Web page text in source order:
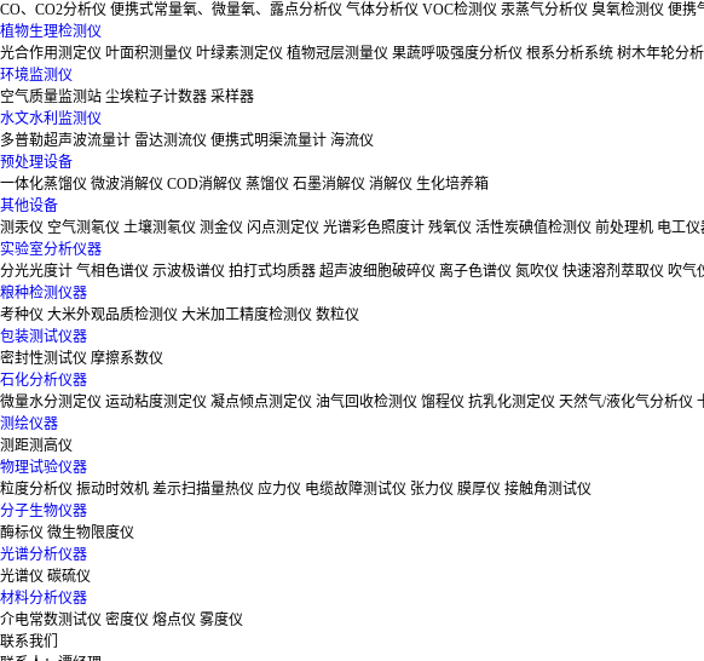
CO、CO2分析仪 便携式常量氧、微量氧、露点分析仪 气体分析仪 VOC检测仪 汞蒸气分析仪 臭氧检测仪 便携
植物生理检测仪
光合作用测定仪 叶面积测量仪 叶绿素测定仪 植物冠层测量仪 果蔬呼吸强度分析仪 根系分析系统 树木年轮分
环境监测仪
空气质量监测站 尘埃粒子计数器 采样器
水文水利监测仪
多普勒超声波流量计 雷达测流仪 便携式明渠流量计 海流仪
预处理设备
一体化蒸馏仪 微波消解仪 COD消解仪 蒸馏仪 石墨消解仪 消解仪 生化培养箱
其他设备
测汞仪 空气测氡仪 土壤测氡仪 测金仪 闪点测定仪 光谱彩色照度计 残氧仪 活性炭碘值检测仪 前处理机 电工
实验室分析仪器
分光光度计 气相色谱仪 示波极谱仪 拍打式均质器 超声波细胞破碎仪 离子色谱仪 氮吹仪 快速溶剂萃取仪 吹气
粮种检测仪器
考种仪 大米外观品质检测仪 大米加工精度检测仪 数粒仪
包装测试仪器
密封性测试仪 摩擦系数仪
石化分析仪器
微量水分测定仪 运动粘度测定仪 凝点倾点测定仪 油气回收检测仪 馏程仪 抗乳化测定仪 天然气/液化气分析仪
测绘仪器
测距测高仪
物理试验仪器
粒度分析仪 振动时效机 差示扫描量热仪 应力仪 电缆故障测试仪 张力仪 膜厚仪 接触角测试仪
分子生物仪器
酶标仪 微生物限度仪
光谱分析仪器
光谱仪 碳硫仪
材料分析仪器
介电常数测试仪 密度仪 熔点仪 雾度仪
联系我们